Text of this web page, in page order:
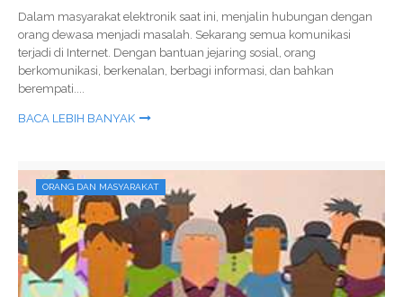
Dalam masyarakat elektronik saat ini, menjalin hubungan dengan
orang dewasa menjadi masalah. Sekarang semua komunikasi
terjadi di Internet. Dengan bantuan jejaring sosial, orang
berkomunikasi, berkenalan, berbagi informasi, dan bahkan
berempati....
BACA LEBIH BANYAK
ORANG DAN MASYARAKAT